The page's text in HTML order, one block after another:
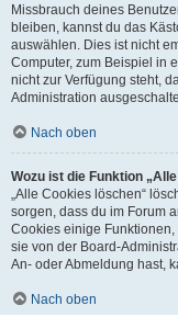
Missbrauch deines
bleiben, kannst du das
auswählen. Dies ist nicht
Computer, zum Beispiel in
nicht zur Verfügung steht,
Administration
Nach oben
Wozu ist die Funktion
„Alle Cookies löschen“
sorgen, dass du im Forum
Cookies einige Funktionen,
sie von der Board-
An- oder Abmeldung hast,
Nach oben